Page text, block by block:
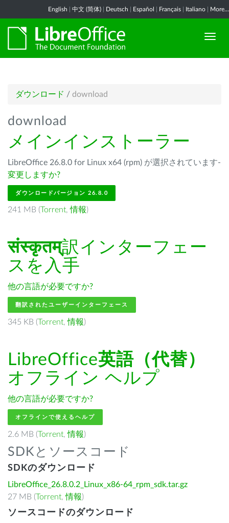
English 中文 (简体) Deutsch Español Français Italiano More...
ダウンロード / download
download
メインインストーラー
LibreOffice 26.8.0 for Linux x64 (rpm) が選択されています-
変更しますか?
ダウンロードバージョン 26.8.0
241 MB (Torrent,情報)
संस्कृतम्訳インターフェー
スを入手
他の言語が必要ですか?
翻訳されたユーザーインターフェース
345 KB (Torrent,情報)
LibreOffice英語（代替）
オフライン ヘルプ
他の言語が必要ですか?
オフラインで使えるヘルプ
2.6 MB (Torrent,情報)
SDKとソースコード
SDKのダウンロード
LibreOffice_26.8.0.2_Linux_x86-64_rpm_sdk.tar.gz
27 MB (Torrent,情報)
ソースコードのダウンロード